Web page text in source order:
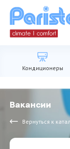
Кондиционеры
Вакансии
Вернуться к